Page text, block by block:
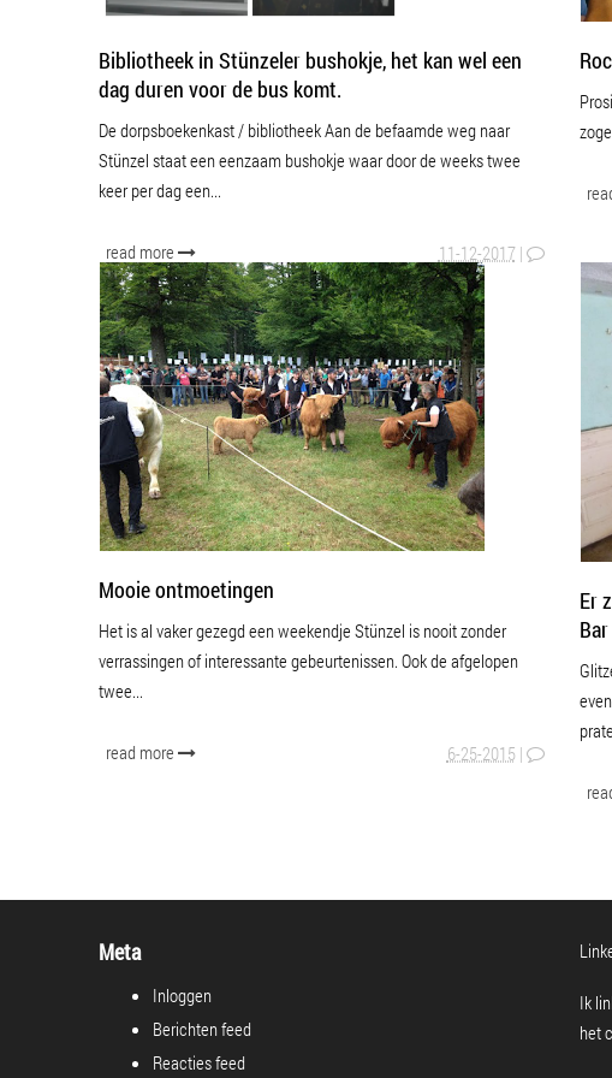
Bibliotheek in Stünzeler bushokje, het kan wel een
dag duren voor de bus komt.
De dorpsboekenkast / bibliotheek Aan de befaamde weg naar
Stünzel staat een eenzaam bushokje waar door de weeks twee
keer per dag een...
read more 11-12-2017 |
Mooie ontmoetingen
Het is al vaker gezegd een weekendje Stünzel is nooit zonder
verrassingen of interessante gebeurtenissen. Ook de afgelopen
twee...
read more 6-25-2015 |
Er
Bar
Meta
Inloggen
Berichten feed
Reacties feed
Ik
het